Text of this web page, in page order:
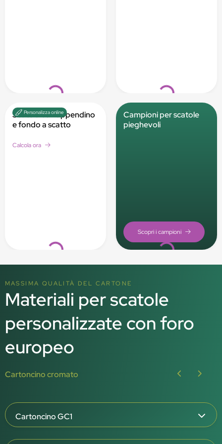
Loading... Loading...
Personalizza online
Loading...
Scatola con appendino
e fondo a scatto
Calcola ora
Loading...
Campioni per scatole
pieghevoli
MASSIMA QUALITÀ DEL CARTONE
Materiali per scatole
personalizzate con foro
europeo
Cartoncino cromato
Cartoncino GC1